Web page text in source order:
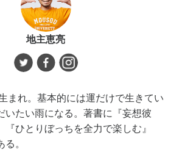
地主恵亮
まれ。基本的には運だけで生きてい
いたい雨になる。著書に『妄想彼
『ひとりぼっちを全力で楽しむ』
る。